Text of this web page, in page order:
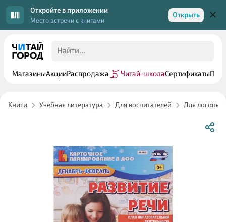
Откройте в приложении
Место встречи с книгами
Открыть
МагазиныАкцииРаспродажа Читай-школаСертификаты
Книги Учебная литература Для воспитателей Для